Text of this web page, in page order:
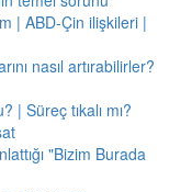
| ABD-Çin ilişkileri |
nasıl artırabilirler?
| Süreç tıkalı mı?
"Bizim Burada